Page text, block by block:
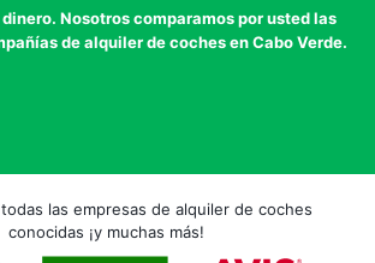
Nosotros comparamos por usted las
de alquiler de coches en Cabo Verde.
las empresas de alquiler de coches
conocidas ¡y muchas más!